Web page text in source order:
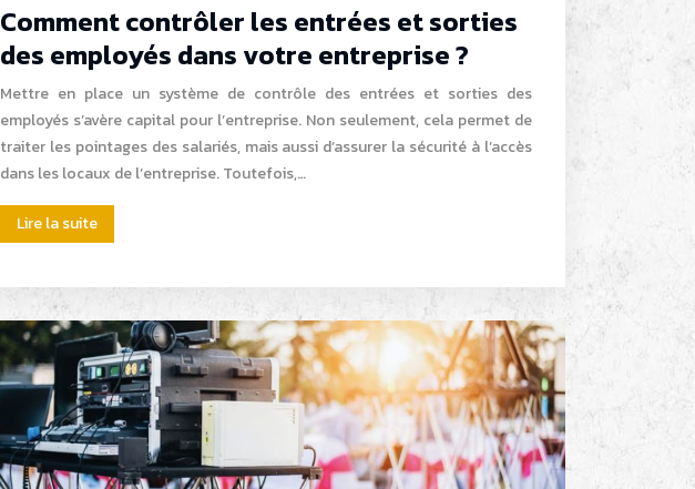
Comment contrôler les entrées et sorties
des employés dans votre entreprise ?
Mettre en place un système de contrôle des entrées et sorties des
employés s’avère capital pour l’entreprise. Non seulement, cela permet de
traiter les pointages des salariés, mais aussi d’assurer la sécurité à l’accès
dans les locaux de l’entreprise. Toutefois,…
Lire la suite